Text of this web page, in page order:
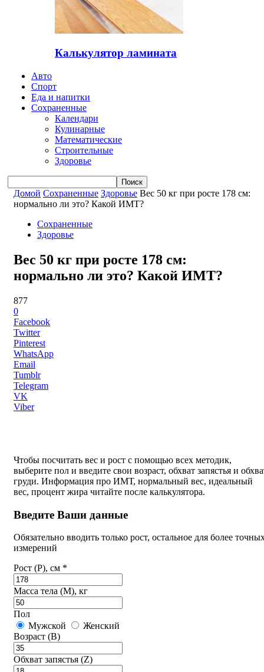
Калькулятор ламината
Авто
Спорт
Еда и напитки
Сохраненные
Календари
Кулинарные
Математические
Строительные
Здоровье
Домой Сохраненные Здоровье Вес 50 кг при росте 178 см:
нормально ли это? Какой ИМТ?
Сохраненные
Здоровье
Вес 50 кг при росте 178 см:
нормально ли это? Какой ИМТ?
877
0
Facebook
Twitter
Pinterest
WhatsApp
Email
Tumblr
Telegram
VK
Viber
Чтобы посчитать вес и рост с помощью всех методик,
выберите пол и введите свои возраст, обхват запястья и
груди. Информация про ИМТ, нормальный вес, идеальный
вес, процент жира читайте после калькулятора.
Введите Ваши данные
Обязательно вводить только рост, остальное для более
измерений
Рост (P), см *
Масса тела (M), кг
Пол
Мужской
Женский
Возраст (B)
Обхват запястья (Z)